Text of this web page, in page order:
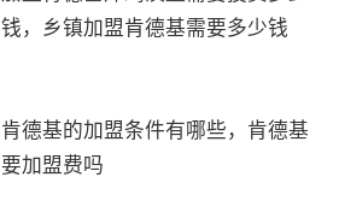
钱，乡镇加盟肯德基需要多少钱
肯德基的加盟条件有哪些，肯德基
要加盟费吗